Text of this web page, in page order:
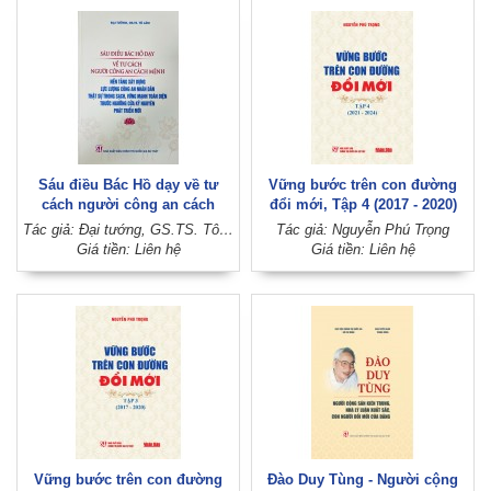
Sáu điều Bác Hồ dạy về tư
cách người công an cách
mệnh - Nền tảng xây dựng lực
lượng Công an nhân dân thật
kỷ nguyên phát triển mới
Tác giả: Đại tướng, GS.TS. Tô Lâm
Giá tiền: Liên hệ
Vững bước trên con đường
đổi mới, Tập 4 (2017 - 2020)
(Xuất bản lần thứ hai)
Tác giả: Nguyễn Phú Trọng
Giá tiền: Liên hệ
Vững bước trên con đường
Đào Duy Tùng - Người cộng